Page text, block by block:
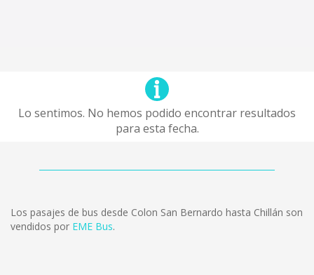
Lo sentimos. No hemos podido encontrar resultados
para esta fecha.
Los pasajes de bus desde Colon San Bernardo hasta Chillán son
vendidos por EME Bus.